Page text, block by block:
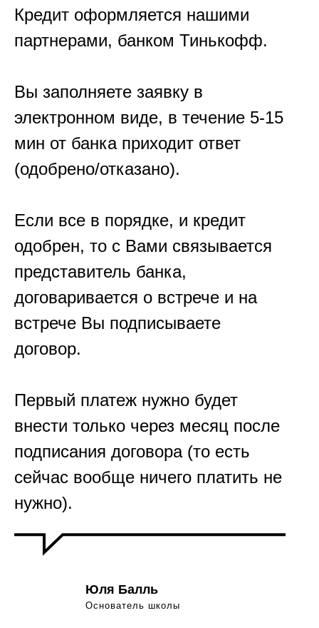
Кредит оформляется нашими
партнерами, банком Тинькофф.
Вы заполняете заявку в
электронном виде, в течение 5-15
мин от банка приходит ответ
(одобрено/отказано).
Если все в порядке, и кредит
одобрен, то с Вами связывается
представитель банка,
договаривается о встрече и на
встрече Вы подписываете
договор.
Первый платеж нужно будет
внести только через месяц после
подписания договора (то есть
сейчас вообще ничего платить не
нужно).
Юля Балль
Основатель школы